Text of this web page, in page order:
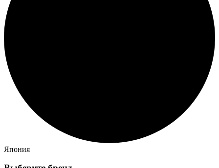
Япония